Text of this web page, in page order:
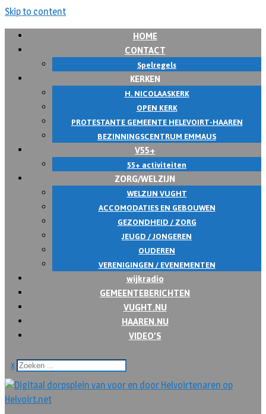
Skip to content
HOME
CONTACT
Spelregels
KERKEN
H. NICOLAASKERK
OPEN KERK
PROTESTANTE GEMEENTE HELEVOIRT-HAAREN
BEZINNINGSCENTRUM EMMAUS
V55+
55+ activiteiten
ZORG/WELZIJN
WELZIJN VUGHT
ACCOMODATIES EN GEBOUWEN
GEZONDHEID / ZORG
JEUGD / JONGEREN
OUDEREN
VERENIGINGEN / EVENEMENTEN
wijkradio
GEMEENTEBERICHTEN
VUGHT.NU
HAAREN.NU
VIDEO’S
x